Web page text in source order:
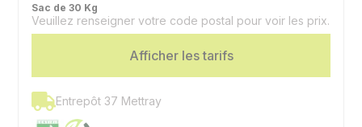
Sac de 30 Kg
Veuillez renseigner votre code postal pour voir les prix.
Afficher les tarifs
Entrepôt 37 Mettray